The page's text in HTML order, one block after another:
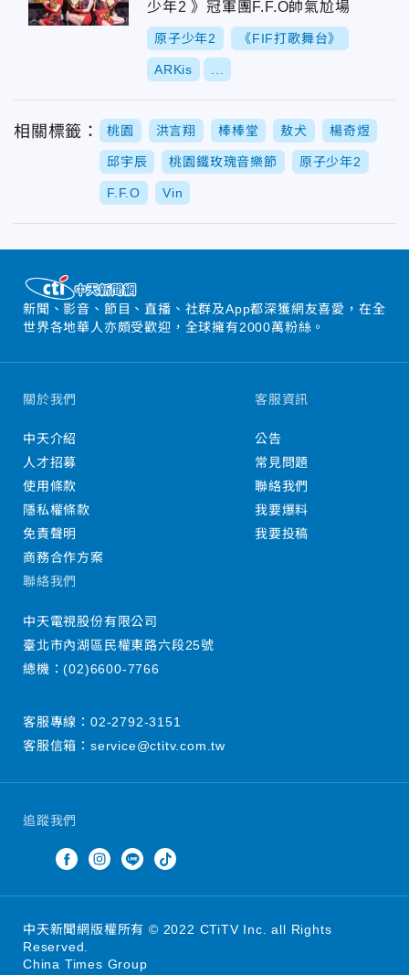
少年2 》冠軍團F.F.O帥氣尬場
原子少年2 《FIF打歌舞台》
ARKis
相關標籤： 桃園 洪言翔 棒棒堂 敖犬 楊奇煜
邱宇辰 桃園鐵玫瑰音樂節 原子少年2
F.F.O Vin
新聞、影音、節目、直播、社群及App都深獲網友喜愛，在全
世界各地華人亦頗受歡迎，全球擁有2000萬粉絲。
追蹤我們
關於我們
中天介紹
人才招募
使用條款
隱私權條款
免責聲明
商務合作方案
客服資訊
公告
常見問題
聯絡我們
我要爆料
我要投稿
聯絡我們
中天電視股份有限公司
臺北市內湖區民權東路六段25號
總機：(02)6600-7766
客服專線： 02-2792-3151
客服信箱： service@ctitv.com.tw
中天新聞網版權所有 © 2022 CTiTV Inc. all Rights
Reserved.
China Times Group